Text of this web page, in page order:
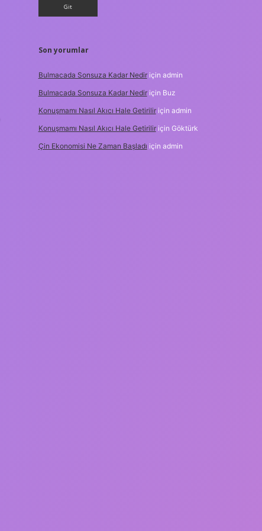
Son yorumlar
Bulmacada Sonsuza Kadar Nediriçin admin
Bulmacada Sonsuza Kadar Nediriçin Buz
Konuşmamı Nasıl Akıcı Hale Getiriliriçin admin
Konuşmamı Nasıl Akıcı Hale Getiriliriçin Göktürk
Çin Ekonomisi Ne Zaman Başladı için admin